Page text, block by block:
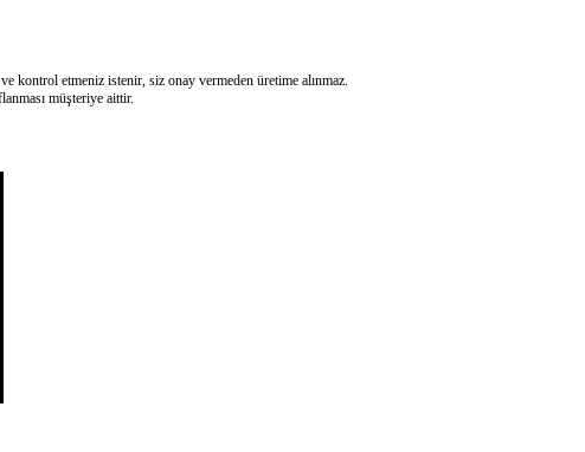
kontrol etmeniz istenir, siz onay vermeden üretime alınmaz.
müşteriye aittir.